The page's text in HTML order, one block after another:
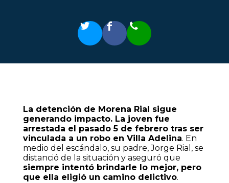
La detención de Morena Rial sigue
generando impacto. La joven fue
arrestada el pasado 5 de febrero tras ser
vinculada a un robo en Villa Adelina. En
medio del escándalo, su padre, Jorge Rial, se
distanció de la situación y aseguró que
siempre intentó brindarle lo mejor, pero
que ella eligió un camino delictivo.